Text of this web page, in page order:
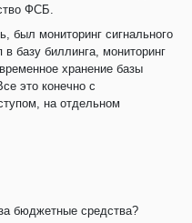
ФСБ.
был мониторинг сигнального
базу биллинга, мониторинг
хранение базы
это конечно с
на отдельном
бюджетные средства?